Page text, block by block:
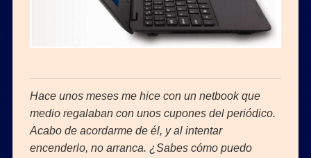
Hace unos meses me hice con un netbook que
medio regalaban con unos cupones del periódico.
Acabo de acordarme de él, y al intentar
encenderlo, no arranca. ¿Sabes cómo puedo